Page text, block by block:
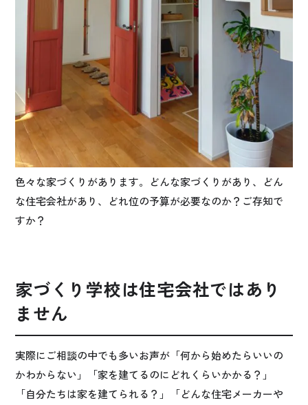
色々な家づくりがあります。どんな家づくりがあり、どん
な住宅会社があり、どれ位の予算が必要なのか？ご存知で
すか？
家づくり学校は住宅会社ではあり
ません
実際にご相談の中でも多いお声が「何から始めたらいいの
かわからない」「家を建てるのにどれくらいかかる？」
「自分たちは家を建てられる？」「どんな住宅メーカーや